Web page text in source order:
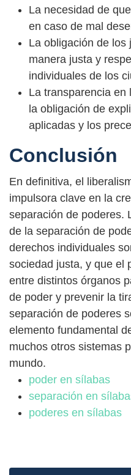
La necesidad de
en caso de mal
La obligación de los
manera justa y
individuales de los
La transparencia en
la obligación de
aplicadas y los
Conclusión
En definitiva, el
impulsora clave en la
separación de poderes.
de la separación de
derechos individuales
sociedad justa, y que el
entre distintos órganos
de poder y prevenir la
separación de poderes
elemento fundamental
muchos otros sistemas
mundo.
poder en sílabas
separación en
poderes en sílabas